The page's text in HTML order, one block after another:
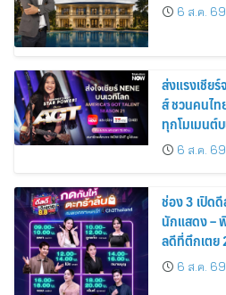
6 ส.ค.
ส่งแรงเชีย
ส์ ชวนคนไท
ทุกโมเมนต์บ
TALENT
6 ส.ค.
ช่อง 3 เปิด
นักแสดง –
ลดีที่ตึกเตย
6 ส.ค. 69